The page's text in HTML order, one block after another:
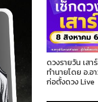
ดวงรายวัน เส
ทำนายโดย อ.อ
ก่อตั้งดวง Live